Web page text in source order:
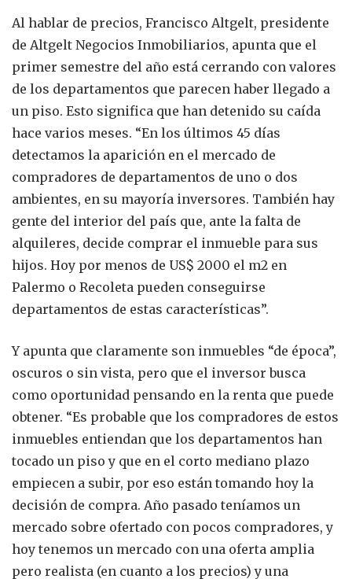
Al hablar de precios, Francisco Altgelt, presidente
de Altgelt Negocios Inmobiliarios, apunta que el
primer semestre del año está cerrando con valores
de los departamentos que parecen haber llegado a
un piso. Esto significa que han detenido su caída
hace varios meses. “En los últimos 45 días
detectamos la aparición en el mercado de
compradores de departamentos de uno o dos
ambientes, en su mayoría inversores. También hay
gente del interior del país que, ante la falta de
alquileres, decide comprar el inmueble para sus
hijos. Hoy por menos de US$ 2000 el m2 en
Palermo o Recoleta pueden conseguirse
departamentos de estas características”.
Y apunta que claramente son inmuebles “de época”,
oscuros o sin vista, pero que el inversor busca
como oportunidad pensando en la renta que puede
obtener. “Es probable que los compradores de estos
inmuebles entiendan que los departamentos han
tocado un piso y que en el corto mediano plazo
empiecen a subir, por eso están tomando hoy la
decisión de compra. Año pasado teníamos un
mercado sobre ofertado con pocos compradores, y
hoy tenemos un mercado con una oferta amplia
pero realista (en cuanto a los precios) y una